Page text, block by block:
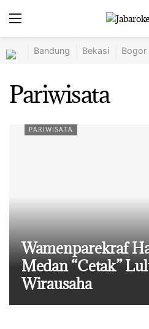
Bandung Bekasi Bogor
Pariwisata
PARIWISATA
Wamenparekraf
Medan “Cetak”
Wirausaha